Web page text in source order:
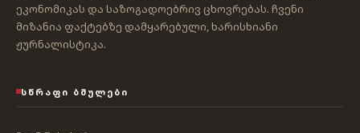
ეკონომიკას და საზოგადოებრივ ცხოვრებას. ჩვენი
მიზანია ფაქტებზე დამყარებული, ხარისხიანი
ჟურნალისტიკა.
ᲡᲬᲠᲐᲤᲘ ᲑᲛᲣᲚᲔᲑᲘ